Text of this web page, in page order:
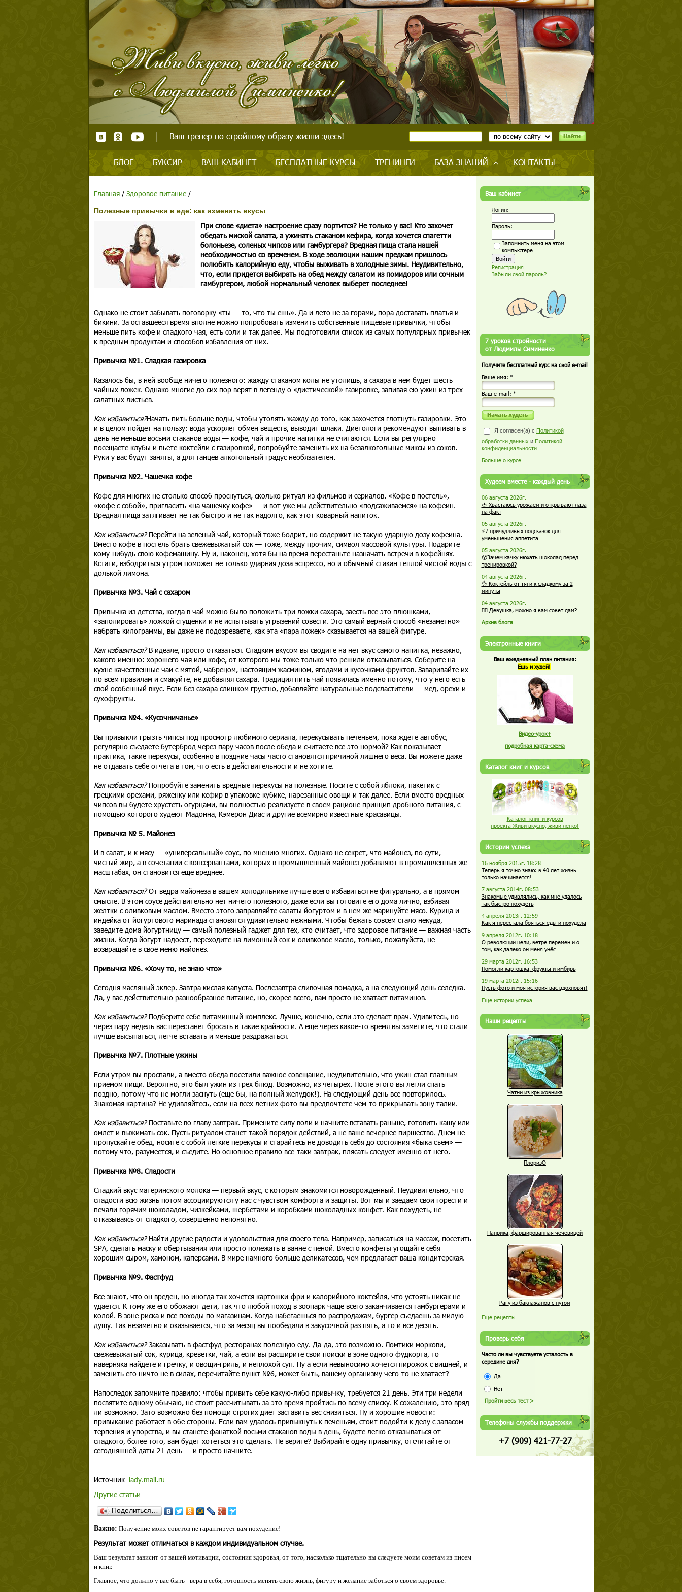
Ваш тренер по стройному образу жизни здесь!
БЛОГ БУКСИР ВАШ КАБИНЕТ БЕСПЛАТНЫЕ КУРСЫ ТРЕНИНГИ БАЗА ЗНАНИЙ КОНТАКТЫ
Главная/ Здоровое питание/
Полезные привычки в еде: как изменить вкусы
При слове «диета» настроение сразу портится? Не только у вас! Кто захочет
обедать миской салата, а ужинать стаканом кефира, когда хочется спагетти
болоньезе, соленых чипсов или гамбургера? Вредная пища стала нашей
необходимостью со временем. В ходе эволюции нашим предкам пришлось
полюбить калорийную еду, чтобы выживать в холодные зимы. Неудивительно,
что, если придется выбирать на обед между салатом из помидоров или сочным
гамбургером, любой нормальный человек выберет последнее!
Однако не стоит забывать поговорку «ты — то, что ты ешь». Да и лето не за горами, пора доставать платья и
бикини. За оставшееся время вполне можно попробовать изменить собственные пищевые привычки, чтобы
меньше пить кофе и сладкого чая, есть соли и так далее. Мы подготовили список из самых популярных привычек
к вредным продуктам и способов избавления от них.
Привычка №1. Сладкая газировка
Казалось бы, в ней вообще ничего полезного: жажду стаканом колы не утолишь, а сахара в нем будет шесть
чайных ложек. Однако многие до сих пор верят в легенду о «диетической» газировке, запивая ею ужин из трех
салатных листьев.
Как избавиться?Начать пить больше воды, чтобы утолять жажду до того, как захочется глотнуть газировки. Это
и в целом пойдет на пользу: вода ускоряет обмен веществ, выводит шлаки. Диетологи рекомендуют выпивать в
день не меньше восьми стаканов воды — кофе, чай и прочие напитки не считаются. Если вы регулярно
посещаете клубы и пьете коктейли с газировкой, попробуйте заменить их на безалкогольные миксы из соков.
Руки у вас будут заняты, а для танцев алкогольный градус необязателен.
Привычка №2. Чашечка кофе
Кофе для многих не столько способ проснуться, сколько ритуал из фильмов и сериалов. «Кофе в постель»,
«кофе с собой», пригласить «на чашечку кофе» — и вот уже мы действительно «подсаживаемся» на кофеин.
Вредная пища затягивает не так быстро и не так надолго, как этот коварный напиток.
Как избавиться?Перейти на зеленый чай, который тоже бодрит, но содержит не такую ударную дозу кофеина.
Вместо кофе в постель брать свежевыжатый сок — тоже, между прочим, символ массовой культуры. Подарите
кому-нибудь свою кофемашину. Ну и, наконец, хотя бы на время перестаньте назначать встречи в кофейнях.
Кстати, взбодриться утром поможет не только ударная доза эспрессо, но и обычный стакан теплой чистой воды с
долькой лимона.
Привычка №3. Чай с сахаром
Привычка из детства, когда в чай можно было положить три ложки сахара, заесть все это плюшками,
«заполировать» ложкой сгущенки и не испытывать угрызений совести. Это самый верный способ «незаметно»
набрать килограммы, вы даже не подозреваете, как эта «пара ложек» сказывается на вашей фигуре.
Как избавиться?В идеале, просто отказаться. Сладким вкусом вы сводите на нет вкус самого напитка, неважно,
какого именно: хорошего чая или кофе, от которого мы тоже только что решили отказываться. Соберите на
кухне качественные чаи с мятой, чабрецом, настоящим жасмином, ягодами и кусочками фруктов. Заваривайте их
по всем правилам и смакуйте, не добавляя сахара. Традиция пить чай появилась именно потому, что у него есть
свой особенный вкус. Если без сахара слишком грустно, добавляйте натуральные подсластители — мед, орехи и
сухофрукты.
Привычка №4. «Кусочничанье»
Вы привыкли грызть чипсы под просмотр любимого сериала, перекусывать печеньем, пока ждете автобус,
регулярно съедаете бутерброд через пару часов после обеда и считаете все это нормой? Как показывает
практика, такие перекусы, особенно в поздние часы часто становятся причиной лишнего веса. Вы можете даже
не отдавать себе отчета в том, что есть в действительности и не хотите.
Как избавиться?Попробуйте заменить вредные перекусы на полезные. Носите с собой яблоки, пакетик с
грецкими орехами, ряженку или кефир в упаковке-кубике, нарезанные овощи и так далее. Если вместо вредных
чипсов вы будете хрустеть огурцами, вы полностью реализуете в своем рационе принцип дробного питания, с
помощью которого худеют Мадонна, Кэмерон Диас и другие всемирно известные красавицы.
Привычка № 5. Майонез
И в салат, и к мясу — «универсальный» соус, по мнению многих. Однако не секрет, что майонез, по сути, —
чистый жир, а в сочетании с консервантами, которых в промышленный майонез добавляют в промышленных же
масштабах, он становится еще вреднее.
Как избавиться?От ведра майонеза в вашем холодильнике лучше всего избавиться не фигурально, а в прямом
смысле. В этом соусе действительно нет ничего полезного, даже если вы готовите его дома лично, взбивая
желтки с оливковым маслом. Вместо этого заправляйте салаты йогуртом и в нем же маринуйте мясо. Курица и
индейка от йогуртового маринада становятся удивительно нежными. Чтобы бежать совсем стало некуда,
заведите дома йогуртницу — самый полезный гаджет для тех, кто считает, что здоровое питание — важная часть
жизни. Когда йогурт надоест, переходите на лимонный сок и оливковое масло, только, пожалуйста, не
возвращайте в свое меню майонез.
Привычка №6. «Хочу то, не знаю что»
Сегодня масляный эклер. Завтра кислая капуста. Послезавтра сливочная помадка, а на следующий день селедка.
Да, у вас действительно разнообразное питание, но, скорее всего, вам просто не хватает витаминов.
Как избавиться?Подберите себе витаминный комплекс. Лучше, конечно, если это сделает врач. Удивитесь, но
через пару недель вас перестанет бросать в такие крайности. А еще через какое-то время вы заметите, что стали
лучше высыпаться, легче вставать и меньше раздражаться.
Привычка №7. Плотные ужины
Если утром вы проспали, а вместо обеда посетили важное совещание, неудивительно, что ужин стал главным
приемом пищи. Вероятно, это был ужин из трех блюд. Возможно, из четырех. После этого вы легли спать
поздно, потому что не могли заснуть (еще бы, на полный желудок!). На следующий день все повторилось.
Знакомая картина? Не удивляйтесь, если на всех летних фото вы предпочтете чем-то прикрывать зону талии.
Как избавиться?Поставьте во главу завтрак. Примените силу воли и начните вставать раньше, готовить кашу или
омлет и выжимать сок. Пусть ритуалом станет такой порядок действий, а не ваше вечернее пиршество. Днем не
пропускайте обед, носите с собой легкие перекусы и старайтесь не доводить себя до состояния «быка съем» —
потому что, разумеется, и съедите. Но основное правило все-таки завтрак, плясать следует именно от него.
Привычка №8. Сладости
Сладкий вкус материнского молока — первый вкус, с которым знакомится новорожденный. Неудивительно, что
сладости всю жизнь потом ассоциируются у нас с чувством комфорта и защиты. Вот мы и заедаем свои горести и
печали горячим шоколадом, чизкейками, шербетами и коробками шоколадных конфет. Как похудеть, не
отказываясь от сладкого, совершенно непонятно.
Как избавиться?Найти другие радости и удовольствия для своего тела. Например, записаться на массаж, посетить
SPA, сделать маску и обертывания или просто полежать в ванне с пеной. Вместо конфеты угощайте себя
хорошим сыром, хамоном, каперсами. В мире намного больше деликатесов, чем предлагает ваша кондитерская.
Привычка №9. Фастфуд
Все знают, что он вреден, но иногда так хочется картошки-фри и калорийного коктейля, что устоять никак не
удается. К тому же его обожают дети, так что любой поход в зоопарк чаще всего заканчивается гамбургерами и
колой. В зоне риска и все походы по магазинам. Когда набегаешься по распродажам, бургер съедаешь за милую
душу. Так незаметно и оказывается, что за месяц вы пообедали в закусочной раз пять, а то и все десять.
Как избавиться?Заказывать в фастфуд-ресторанах полезную еду. Да-да, это возможно. Ломтики моркови,
свежевыжатый сок, курица, креветки, чай, а если вы расширите свои поиски в зоне одного фудкорта, то
наверняка найдете и гречку, и овощи-гриль, и неплохой суп. Ну а если невыносимо хочется пирожок с вишней, и
заменить его ничто не в силах, перечитайте пункт №6, может быть, вашему организму чего-то не хватает?
Напоследок запомните правило: чтобы привить себе какую-либо привычку, требуется 21 день. Эти три недели
посвятите одному обычаю, не стоит рассчитывать за это время пройтись по всему списку. К сожалению, это вряд
ли возможно. Зато возможно без помощи строгих диет заставить вес снизиться. Ну и хорошие новости:
привыкание работает в обе стороны. Если вам удалось привыкнуть к печеньям, стоит подойти к делу с запасом
терпения и упорства, и вы станете фанаткой восьми стаканов воды в день, будете легко отказываться от
сладкого, более того, вам будет хотеться это сделать. Не верите? Выбирайте одну привычку, отсчитайте от
сегодняшней даты 21 день — и просто начните.
Источник lady.mail.ru
Другие статьи
Поделиться…
Важно: Получение моих советов не гарантирует вам похудение!
Результат может отличаться в каждом индивидуальном случае.
Ваш результат зависит от вашей мотивации, состояния здоровья, от того, насколько тщательно вы следуете моим советам из писем
и книг.
Главное, что должно у вас быть - вера в себя, готовность менять свою жизнь, фигуру и желание заботься о своем здоровье.
Ваш кабинет
Логин:
Пароль:
Запомнить меня на этом
компьютере
Регистрация
Забыли свой пароль?
7 уроков стройности
от Людмилы Симиненко
Получите бесплатный курс на свой e-mail
Ваше имя: *
Ваш е-mail: *
Я согласен(а) с Политикой
обработки данных и Политикой
конфиденциальности
Больше о курсе
Худеем вместе - каждый день
06 августа 2026г.
🍅 Хвастаюсь урожаем и открываю глаза
на факт
05 августа 2026г.
⚡7 причудливых подсказок для
уменьшения аппетита
05 августа 2026г.
😮Зачем качку нюхать шоколад перед
тренировкой?
04 августа 2026г.
👌 Коктейль от тяги к сладкому за 2
минуты
04 августа 2026г.
🏋️‍♀️ Девушка, можно я вам совет дам?
Архив блога
Электронные книги
Ваш ежедневный план питания:
Ешь и худей!
Видео-урок+
подробная карта-схема
Каталог книг и курсов
Каталог книг и курсов
проекта Живи вкусно, живи легко!
Истории успеха
16 ноября 2015г. 18:28
Теперь я точно знаю: в 40 лет жизнь
только начинается!
7 августа 2014г. 08:53
Знакомые удивлялись, как мне удалось
так быстро похудеть
4 апреля 2013г. 12:59
Как я перестала бояться еды и похудела
9 апреля 2012г. 10:18
О революции цели, ветре перемен и о
том, как далеко он меня унёс
29 марта 2012г. 16:53
Помогли картошка, фрукты и имбирь
19 марта 2012г. 15:16
Пусть фото и моя история вас вдохновят!
Еще истории успеха
Наши рецепты
Чатни из крыжовника
ПлоризО
Паприка, фаршированная чечевицей
Рагу из баклажанов с нутом
Еще рецепты
Проверь себя
Часто ли вы чувствуете усталость в
середине дня?
Да
Нет
Телефоны службы поддержки
+7 (909) 421-77-27